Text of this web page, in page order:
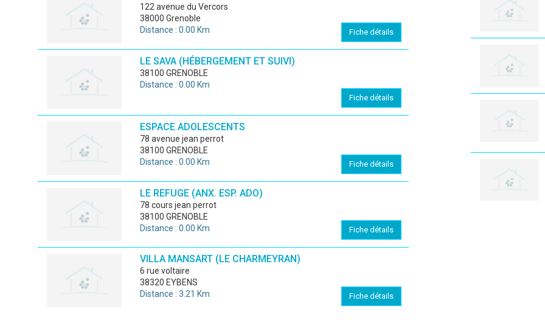
122 avenue du Vercors
38000 Grenoble
Distance : 0.00 Km
Fiche détails
LE SAVA (HÉBERGEMENT ET SUIVI)
38100 GRENOBLE
Distance : 0.00 Km
Fiche détails
ESPACE ADOLESCENTS
78 avenue jean perrot
38100 GRENOBLE
Distance : 0.00 Km
Fiche détails
LE REFUGE (ANX. ESP. ADO)
78 cours jean perrot
38100 GRENOBLE
Distance : 0.00 Km
Fiche détails
VILLA MANSART (LE CHARMEYRAN)
6 rue voltaire
38320 EYBENS
Distance : 3.21 Km
Fiche détails